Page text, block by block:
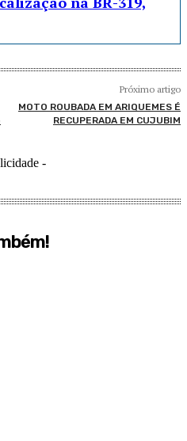
Próximo artigo
MOTO ROUBADA EM ARIQUEMES É
RECUPERADA EM CUJUBIM
-